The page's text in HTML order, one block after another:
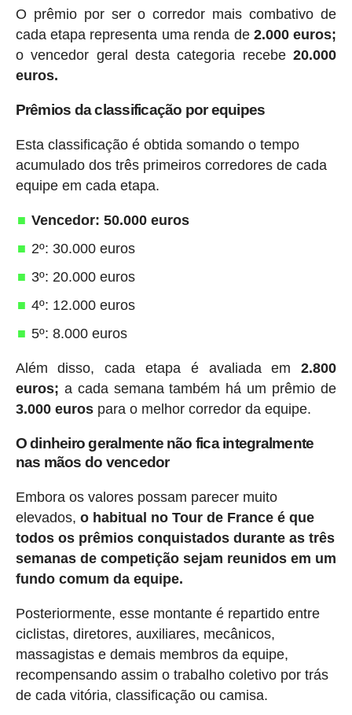
O prêmio por ser o corredor mais combativo de
cada etapa representa uma renda de 2.000 euros;
o vencedor geral desta categoria recebe20.000
euros.
Prêmios da classificação por equipes
Esta classificação é obtida somando o tempo
acumulado dos três primeiros corredores de cada
equipe em cada etapa.
Vencedor: 50.000 euros
2º: 30.000 euros
3º: 20.000 euros
4º: 12.000 euros
5º: 8.000 euros
Além disso, cada etapa é avaliada em2.800
euros; a cada semana também há um prêmio de
3.000 eurospara o melhor corredor da equipe.
O dinheiro geralmente não fica integralmente
nas mãos do vencedor
Embora os valores possam parecer muito
elevados, o habitual no Tour de France é que
todos os prêmios conquistados durante as três
semanas de competição sejam reunidos em um
fundo comum da equipe.
Posteriormente, esse montante é repartido entre
ciclistas, diretores, auxiliares, mecânicos,
massagistas e demais membros da equipe,
recompensando assim o trabalho coletivo por trás
de cada vitória, classificação ou camisa.